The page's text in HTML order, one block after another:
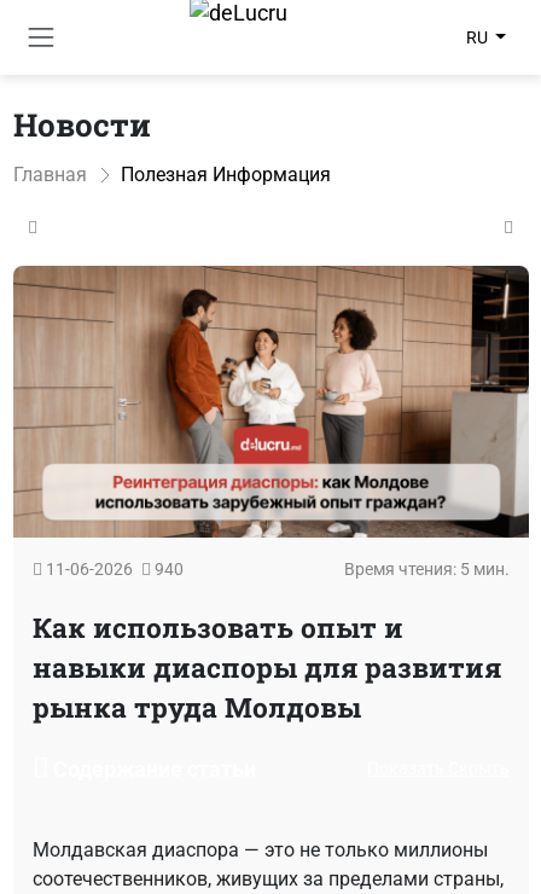
RU
Новости
Главная Полезная Информация
11-06-2026 940 Время чтения: 5 мин.
Как использовать опыт и
навыки диаспоры для развития
рынка труда Молдовы
Молдавская диаспора — это не только миллионы
соотечественников, живущих за пределами страны,